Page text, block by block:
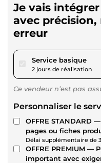
Je vais
avec
erreur
Service basique
2 jours de réalisation
Ce vendeur n’est pas
Personnaliser le
OFFRE STANDARD
pages ou fiches
Délai supplémentaire de
OFFRE PREMIUM —
important avec